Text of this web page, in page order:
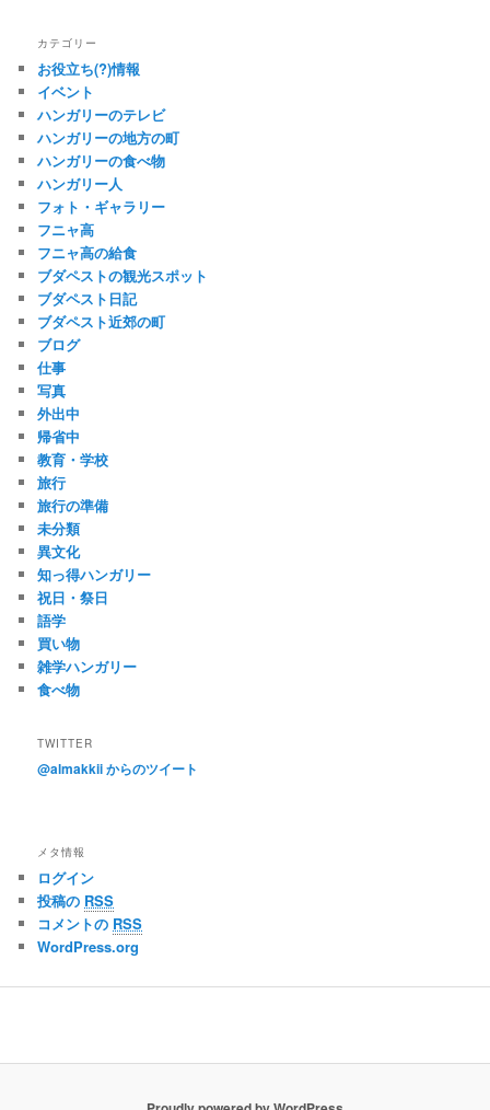
カテゴリー
お役立ち(?)情報
イベント
ハンガリーのテレビ
ハンガリーの地方の町
ハンガリーの食べ物
ハンガリー人
フォト・ギャラリー
フニャ高
フニャ高の給食
ブダペストの観光スポット
ブダペスト日記
ブダペスト近郊の町
ブログ
仕事
写真
外出中
帰省中
教育・学校
旅行
旅行の準備
未分類
異文化
知っ得ハンガリー
祝日・祭日
語学
買い物
雑学ハンガリー
食べ物
TWITTER
@almakkii からのツイート
メタ情報
ログイン
投稿の RSS
コメントの RSS
WordPress.org